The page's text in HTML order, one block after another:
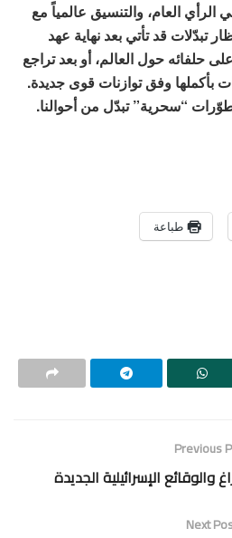
الرأي العام، والتنسيق عالمياً مع
تبدّلات قد تأتي بعد نهاية عهد
حلفائه حول العالم، أو بعد تراجع
وفق توازنات قوى جديدة.
“سحرية” تبدّل من أحوالنا.
طباعة
Previous
والوقائع الإسرائيلية الجديدة
Next